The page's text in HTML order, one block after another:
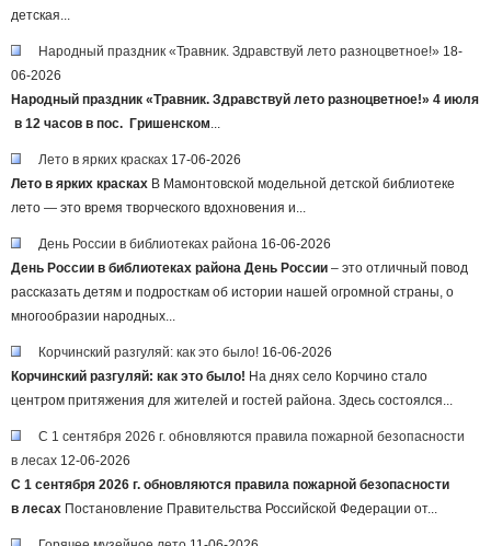
детская...
Народный праздник «Травник. Здравствуй лето разноцветное!» 18-
06-2026
Народный праздник «Травник. Здравствуй лето разноцветное!» 4 июля
в 12 часов в пос. Гришенском...
Лето в ярких красках 17-06-2026
Лето в ярких красках В Мамонтовской модельной детской библиотеке
лето — это время творческого вдохновения и...
День России в библиотеках района 16-06-2026
День России в библиотеках района День России – это отличный повод
рассказать детям и подросткам об истории нашей огромной страны, о
многообразии народных...
Корчинский разгуляй: как это было! 16-06-2026
Корчинский разгуляй: как это было! На днях село Корчино стало
центром притяжения для жителей и гостей района. Здесь состоялся...
С 1 сентября 2026 г. обновляются правила пожарной безопасности
в лесах 12-06-2026
С 1 сентября 2026 г. обновляются правила пожарной безопасности
в лесах Постановление Правительства Российской Федерации от...